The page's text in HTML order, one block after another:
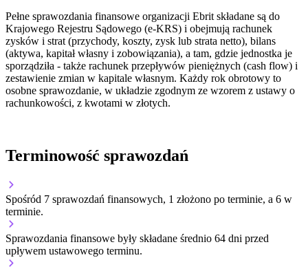
Pełne sprawozdania finansowe organizacji Ebrit składane są do
Krajowego Rejestru Sądowego (e-KRS) i obejmują rachunek
zysków i strat (przychody, koszty, zysk lub strata netto), bilans
(aktywa, kapitał własny i zobowiązania), a tam, gdzie jednostka je
sporządziła - także rachunek przepływów pieniężnych (cash flow) i
zestawienie zmian w kapitale własnym. Każdy rok obrotowy to
osobne sprawozdanie, w układzie zgodnym ze wzorem z ustawy o
rachunkowości, z kwotami w złotych.
Terminowość sprawozdań
Spośród 7 sprawozdań finansowych, 1 złożono po terminie, a 6 w
terminie.
Sprawozdania finansowe były składane średnio 64 dni przed
upływem ustawowego terminu.